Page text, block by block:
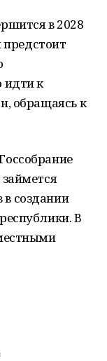
в 2028
предстоит
идти к
обращаясь к
создании
В